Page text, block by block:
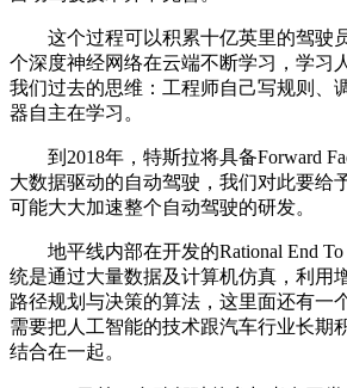
这个过程可以积累十亿英里的驾驶
个深度神经网络在云端不断学习，学习
我们过去的思维：工程师自己写规则、
器自主在学习。
到2018年，特斯拉将具备Forward
大数据驱动的自动驾驶，我们对此要给
可能大大加速整个自动驾驶的研发。
地平线内部在开发的Rational End To
统是通过大量数据及计算机仿真，利用
路径规划与决策的算法，这里面还有一
需要把人工智能的技术跟汽车行业长期
结合在一起。